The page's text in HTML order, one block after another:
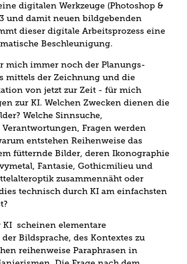
digitalen Werkzeuge (Photoshop &
und damit neuen bildgebenden
dieser digitale Arbeitsprozess eine
Beschleunigung.
mich immer noch der Planungs-
mittels der Zeichnung und die
von jetzt zur Zeit - für mich
zur KI. Welchen Zwecken dienen die
Welche Sinnsuche,
Fragen werden
entstehen Reihenweise das
fütternde Bilder, deren Ikonographie
Fantasie, Gothicmilieu und
zusammennäht oder
technisch durch KI am einfachsten
KI scheinen elementare
Bildsprache, des Kontextes zu
reihenweise Paraphrasen in